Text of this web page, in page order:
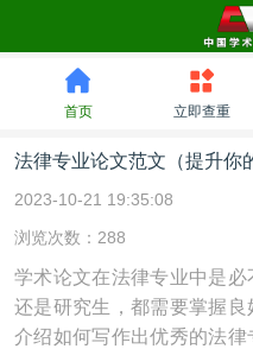
首页 立即查重
法律专业论文范文（提升你
2023-10-21 19:35:08
浏览次数：288
学术论文在法律专业中是
还是研究生，都需要掌握
介绍如何写作出优秀的法